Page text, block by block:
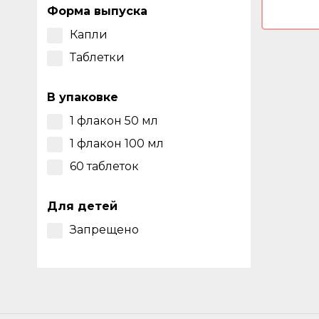
Форма выпуска
Капли
Таблетки
В упаковке
1 флакон 50 мл
1 флакон 100 мл
60 таблеток
Для детей
Запрещено